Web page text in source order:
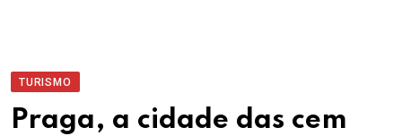
TURISMO
Praga, a cidade das cem